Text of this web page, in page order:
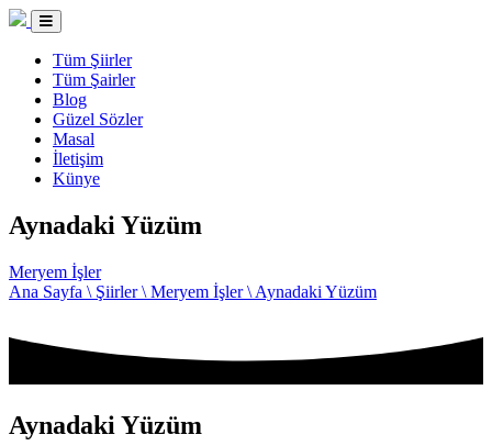
Tüm Şiirler
Tüm Şairler
Blog
Güzel Sözler
Masal
İletişim
Künye
Aynadaki Yüzüm
Meryem İşler
Ana Sayfa \ Şiirler \ Meryem İşler \ Aynadaki Yüzüm
Aynadaki Yüzüm